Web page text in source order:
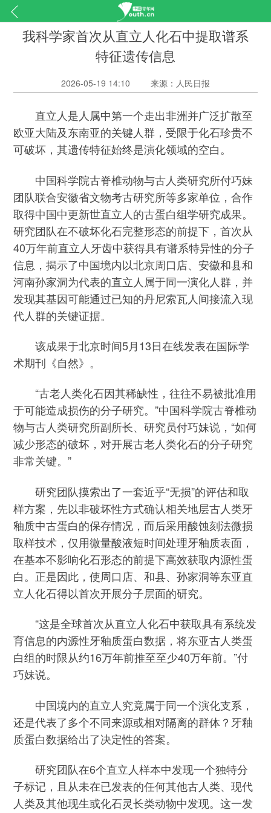
我科学家首次从直立人化石中提取谱系
特征遗传信息
2026-05-19 14:10 来源：人民日报
直立人是人属中第一个走出非洲并广泛扩散至
欧亚大陆及东南亚的关键人群，受限于化石珍贵不
可破坏，其遗传特征始终是演化领域的空白。
中国科学院古脊椎动物与古人类研究所付巧妹
团队联合安徽省文物考古研究所等多家单位，合作
取得中国中更新世直立人的古蛋白组学研究成果。
研究团队在不破坏化石完整形态的前提下，首次从
40万年前直立人牙齿中获得具有谱系特异性的分子
信息，揭示了中国境内以北京周口店、安徽和县和
河南孙家洞为代表的直立人属于同一演化人群，并
发现其基因可能通过已知的丹尼索瓦人间接流入现
代人群的关键证据。
该成果于北京时间5月13日在线发表在国际学
术期刊《自然》。
“古老人类化石因其稀缺性，往往不易被批准用
于可能造成损伤的分子研究。”中国科学院古脊椎动
物与古人类研究所副所长、研究员付巧妹说，“如何
减少形态的破坏，对开展古老人类化石的分子研究
非常关键。”
研究团队摸索出了一套近乎“无损”的评估和取
样方案，先以非破坏性方式确认相关地层古人类牙
釉质中古蛋白的保存情况，而后采用酸蚀刻法微损
取样技术，仅用微量酸液短时间处理牙釉质表面，
在基本不影响化石形态的前提下高效获取内源性蛋
白。正是因此，使周口店、和县、孙家洞等东亚直
立人化石得以首次开展分子层面的研究。
“这是全球首次从直立人化石中获取具有系统发
育信息的内源性牙釉质蛋白数据，将东亚古人类蛋
白组的时限从约16万年前推至至少40万年前。”付
巧妹说。
中国境内的直立人究竟属于同一个演化支系，
还是代表了多个不同来源或相对隔离的群体？牙釉
质蛋白数据给出了决定性的答案。
研究团队在6个直立人样本中发现一个独特分
子标记，且从未在已发表的任何其他古人类、现代
人类及其他现生或化石灵长类动物中发现。这一发